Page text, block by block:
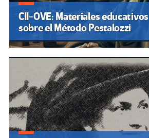
CII-OVE: Materiales educativos
sobre el Método Pestalozzi